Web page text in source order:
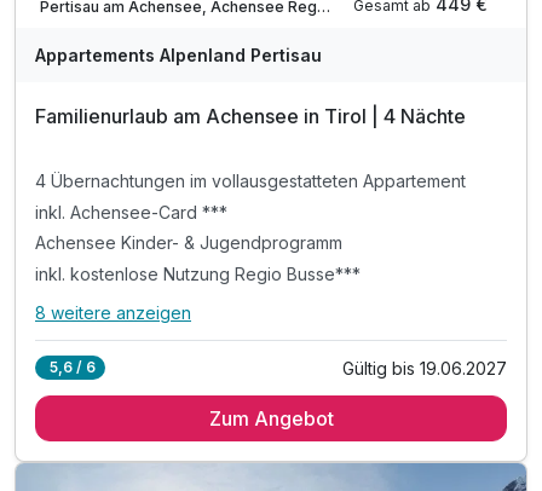
Pertisau am Achensee, Achensee Region Gesamt ab 449 €
Appartements Alpenland Pertisau
Familienurlaub am Achensee in Tirol | 4 Nächte
4 Übernachtungen im vollausgestatteten Appartement
inkl. Achensee-Card ***
Achensee Kinder- & Jugendprogramm
inkl. kostenlose Nutzung Regio Busse***
Alle Inklusivleistungen
inkl. Achensee-Card ***
8 weitere anzeigen
5,6 / 6 Gültig bis 19.06.2027
Zum Angebot